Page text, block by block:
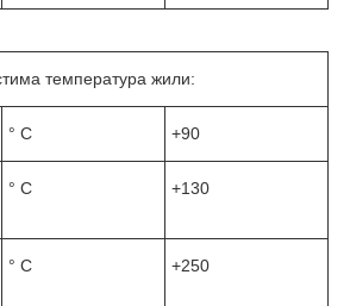
температура жили:
° С +90
° С +130
° С +250